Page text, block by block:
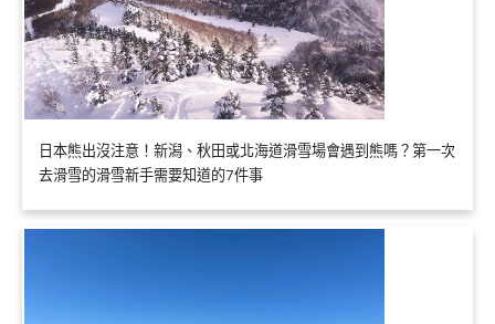
日本熊出沒注意！新潟、秋田或北海道滑雪場會遇到熊嗎？第一次
去滑雪的滑雪新手需要知道的7件事